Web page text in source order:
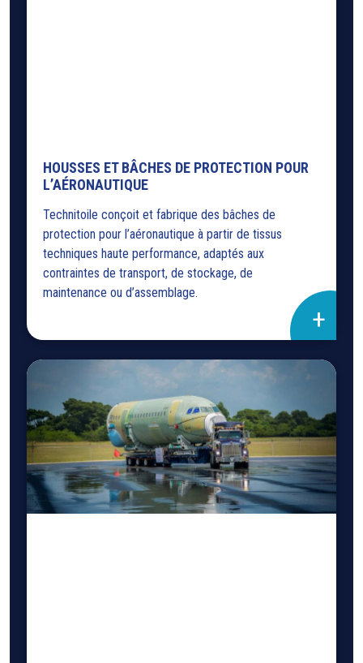
HOUSSES ET BÂCHES DE PROTECTION POUR
L’AÉRONAUTIQUE
Technitoile conçoit et fabrique des bâches de
protection pour l’aéronautique à partir de tissus
techniques haute performance, adaptés aux
contraintes de transport, de stockage, de
maintenance ou d’assemblage.
+